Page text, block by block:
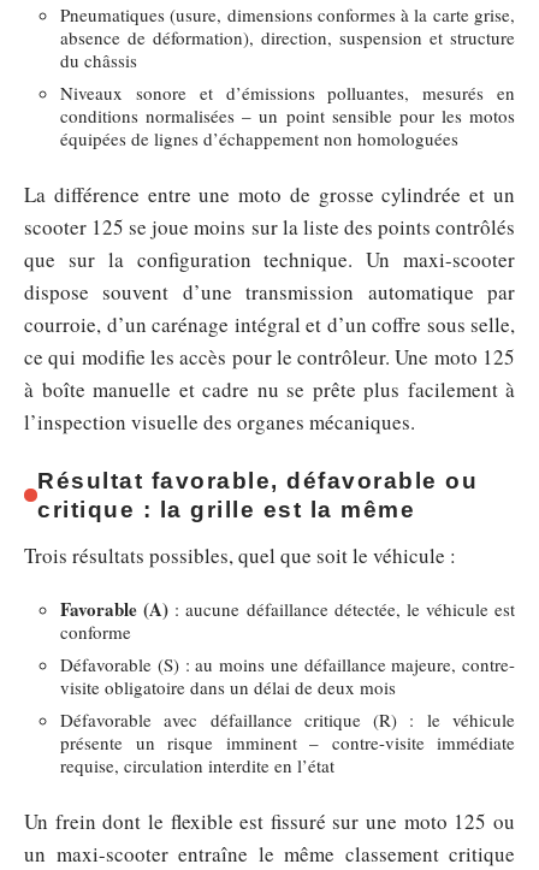
Pneumatiques (usure, dimensions conformes à la carte grise,
absence de déformation), direction, suspension et structure
du châssis
Niveaux sonore et d’émissions polluantes, mesurés en
conditions normalisées – un point sensible pour les motos
équipées de lignes d’échappement non homologuées
La différence entre une moto de grosse cylindrée et un
scooter 125 se joue moins sur la liste des points contrôlés
que sur la configuration technique. Un maxi-scooter
dispose souvent d’une transmission automatique par
courroie, d’un carénage intégral et d’un coffre sous selle,
ce qui modifie les accès pour le contrôleur. Une moto 125
à boîte manuelle et cadre nu se prête plus facilement à
l’inspection visuelle des organes mécaniques.
Résultat favorable, défavorable ou
critique : la grille est la même
Trois résultats possibles, quel que soit le véhicule :
Favorable (A) : aucune défaillance détectée, le véhicule est
conforme
Défavorable (S) : au moins une défaillance majeure, contre-
visite obligatoire dans un délai de deux mois
Défavorable avec défaillance critique (R) : le véhicule
présente un risque imminent – contre-visite immédiate
requise, circulation interdite en l’état
Un frein dont le flexible est fissuré sur une moto 125 ou
un maxi-scooter entraîne le même classement critique